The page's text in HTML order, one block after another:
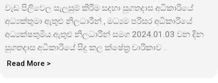
වැඩ පිලිවෙල සැලසුම් කිරීම සදහා සුගතදාස අධිකාරියේ
අධ්යක්තුමා ඇතුළු නිලධාරීන් , මධ්යම පරිසර අධිකාරියේ
අධ්යක්ෂතුමිය ඇතුළු නිලධාරීන් සමග 2024.01.03 වන දින
සුගතදාස අධිකාරියේ සිදු කල ක්ෂේත් ර චාරිකාව ..
Read More >